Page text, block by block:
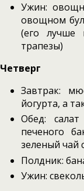
Ужин:
овощном
(его лучше
трапезы)
Четверг
Завтрак:
йогурта, а
Обед:
печеного
зеленый чай
Полдник:
Ужин: